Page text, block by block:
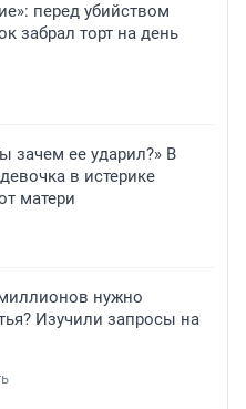
перед убийством
забрал торт на день
зачем ее ударил?» В
в истерике
матери
нужно
Изучили запросы на